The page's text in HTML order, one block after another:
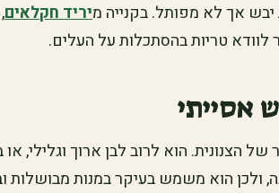
אך לא מפותל. בקנייה מיריד חקלאים
טריות בהסתכלות על העלים.
אסייתי
של הצנונית. הוא לרוב לבן ארוך וגלילי,
ולכן הוא משמש בעיקר במנות מבושלות